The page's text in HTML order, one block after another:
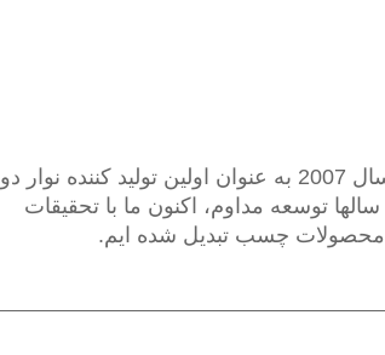
Dongguan Aomike Industry Co., Ltd. در سال 2007 به عنوان اولین تولید کننده نوار دو
توسعه مداوم، اکنون ما با تحقیقات
چسب تبدیل شده ایم.